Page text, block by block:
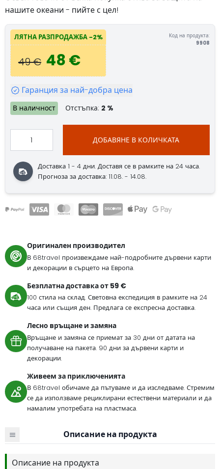
нашите океани - пийте с цел!
ЛЯТНА РАЗПРОДАЖБА -2%
49 € 48 €
Код на продукта:
9908
Гаранция за най-добра цена
В наличност Отстъпка: 2 %
ДОБАВЯНЕ В КОЛИЧКАТА
Доставка 1 - 4 дни. Доставя се в рамките на 24 часа.
Прогноза за доставка: 11.08. - 14.08.
Оригинален производител
В 68travel произвеждаме най-подробните дървени карти
и декорации в сърцето на Европа.
Безплатна доставка от 59 €
100 стила на склад. Световна експедиция в рамките на 24
часа или същия ден. Предлага се експресна доставка.
Лесно връщане и замяна
Връщане и замяна се приемат за 30 дни от датата на
получаване на пакета. 90 дни за дървени карти и
декорации.
Живеем за приключенията
В 68travel обичаме да пътуваме и да изследваме. Стремим
се да използваме рециклирани естествени материали и да
намалим употребата на пластмаса.
Описание на продукта
Описание на продукта